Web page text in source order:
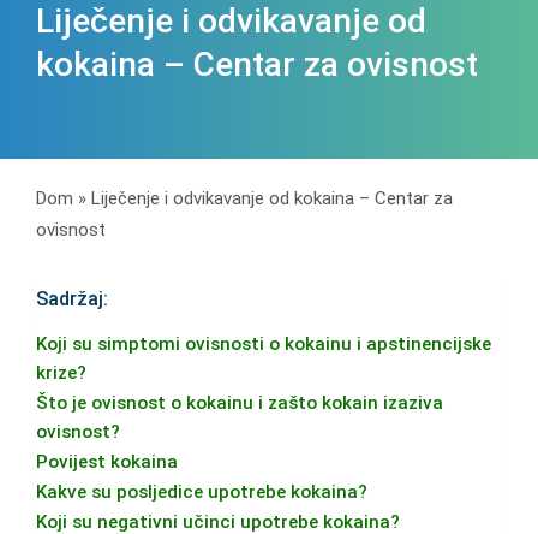
Liječenje i odvikavanje od
kokaina – Centar za ovisnost
Dom » Liječenje i odvikavanje od kokaina – Centar za
ovisnost
Sadržaj:
Koji su simptomi ovisnosti o kokainu i apstinencijske
krize?
Što je ovisnost o kokainu i zašto kokain izaziva
ovisnost?
Povijest kokaina
Kakve su posljedice upotrebe kokaina?
Koji su negativni učinci upotrebe kokaina?